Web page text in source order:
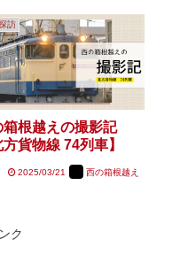
訪
箱根越えの撮影記
方貨物線 74列車】
2025/03/21 西の箱根越え
ク